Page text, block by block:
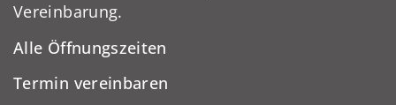
Vereinbarung.
Alle Öffnungszeiten
Termin vereinbaren